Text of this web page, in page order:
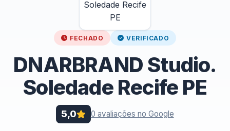
FECHADO VERIFICADO
DNARBRAND Studio.
Soledade Recife PE
5,0 0 avaliações no Google